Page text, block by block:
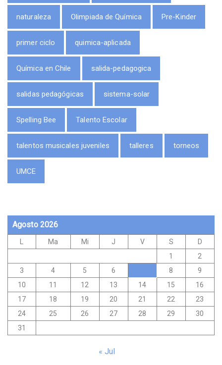
naturaleza Olimpiada de Química Pre-Kinder
primer ciclo quimica-aplicada
Química en Chile salida-pedagogica
salidas pedagógicas sistema-solar
Spelling Bee Talento Escolar
talentos musicales juveniles talleres torneos
UMCE
Agosto 2026
L Ma Mi J V S
D
1
2
3
4 5 6 8
9
10
11 12 13 14 15
16
17
18 19 20 21 22
23
24
25 26 27 28 29
30
31
« Jul